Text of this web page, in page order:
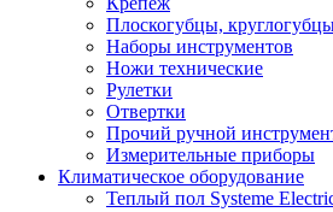
Плоскогубцы,
Наборы инструментов
Ножи технические
Рулетки
Отвертки
Прочий ручной
Измерительные приборы
Климатическое оборудование
Теплый пол Systeme